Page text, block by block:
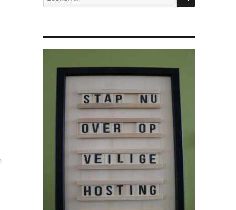
naar: